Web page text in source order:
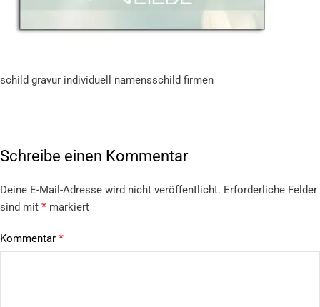
schild gravur individuell namensschild firmen
Schreibe einen Kommentar
Deine E-Mail-Adresse wird nicht veröffentlicht. Erforderliche Felder
sind mit * markiert
Kommentar *